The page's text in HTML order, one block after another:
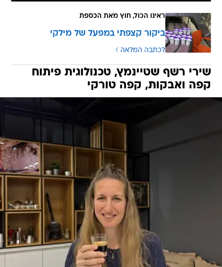
ראינו הכול, חוץ מאת הכספת
ביקור קצפתי במפעל של מילקי
לכתבה המלאה
שירי רשף שטיינמץ, טכנולוגית פיתוח
קפה ואבקות, קפה טורקי